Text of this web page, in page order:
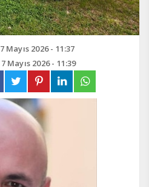
7 Mayıs 2026 - 11:37
7 Mayıs 2026 - 11:39